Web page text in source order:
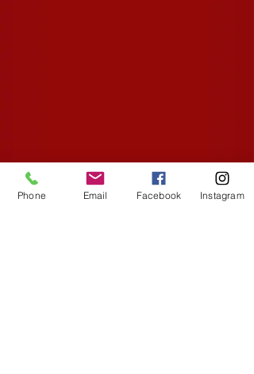
Phone Email Facebook Instagram